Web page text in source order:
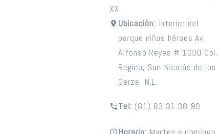
XX.
Ubicación: Interior del
parque niños héroes Av.
Alfonso Reyes # 1000 Col.
Regina, San Nicolás de los
Garza, N.L.
Tel: (81) 83 31 38 90